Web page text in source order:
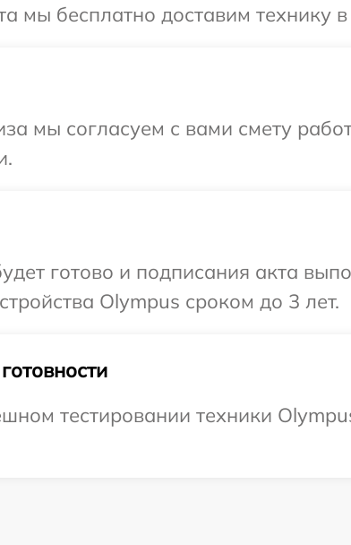
мы бесплатно доставим технику
мы согласуем с вами смету
готово и подписания акта
Olympus сроком до 3 лет.
тестировании техники